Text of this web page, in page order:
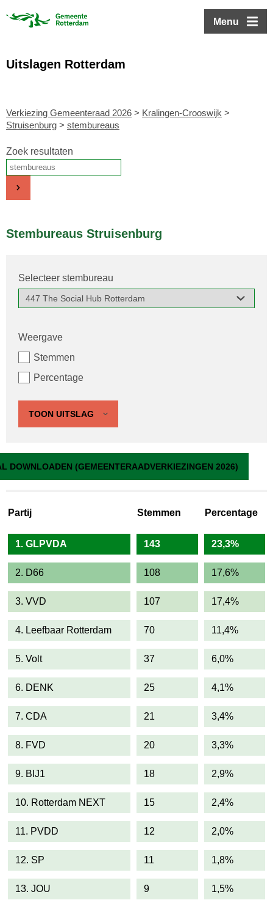
Menu
Uitslagen Rotterdam
Verkiezing Gemeenteraad 2026 > Kralingen-Crooswijk >
Struisenburg > stembureaus
Zoek resultaten
Stembureaus Struisenburg
Selecteer stembureau
Weergave
Stemmen
Percentage
TOON UITSLAG
447 The Social Hub Rotterdam
DOWNLOADEN (GEMEENTERAADVERKIEZINGEN 2026)
Partij Stemmen Percentage
1. GLPVDA 143 23,3%
2. D66 108 17,6%
3. VVD 107 17,4%
4. Leefbaar Rotterdam 70 11,4%
5. Volt 37 6,0%
6. DENK 25 4,1%
7. CDA 21 3,4%
8. FVD 20 3,3%
9. BIJ1 18 2,9%
10. Rotterdam NEXT 15 2,4%
11. PVDD 12 2,0%
12. SP 11 1,8%
13. JOU 9 1,5%